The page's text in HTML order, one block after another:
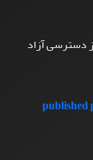
دسترسی آزاد
published